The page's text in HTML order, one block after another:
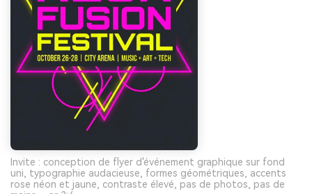
Invite : conception de flyer d'événement graphique sur fond
uni, typographie audacieuse, formes géométriques, accents
rose néon et jaune, contraste élevé, pas de photos, pas de